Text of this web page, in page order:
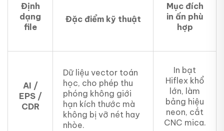
Định
dạng
file
Đặc điểm kỹ thuật
Mục đích
in ấn phù
hợp
AI /
EPS /
CDR
Dữ liệu vector toán
học, cho phép thu
phóng không giới
hạn kích thước mà
không bị vỡ nét hay
nhòe.
In bạt
Hiflex khổ
lớn, làm
bảng hiệu
neon, cắt
CNC mica.